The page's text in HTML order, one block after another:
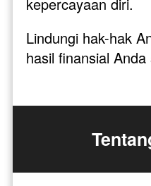
kepercayaan diri.
Lindungi hak-hak
hasil finansial